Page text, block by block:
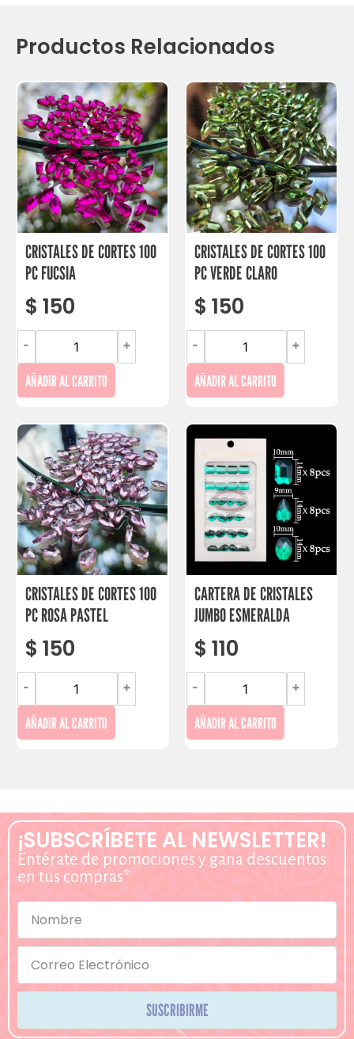
Productos Relacionados
CRISTALES DE CORTES 100
PC FUCSIA
$ 150
- +
AÑADIR AL CARRITO
CRISTALES DE CORTES 100
PC VERDE CLARO
$ 150
- +
AÑADIR AL CARRITO
CRISTALES DE CORTES 100
PC ROSA PASTEL
$ 150
- +
AÑADIR AL CARRITO
CARTERA DE CRISTALES
JUMBO ESMERALDA
$ 110
- +
AÑADIR AL CARRITO
¡SUBSCRÍBETE AL NEWSLETTER!
Entérate de promociones y gana descuentos
en tus compras*
SUSCRIBIRME